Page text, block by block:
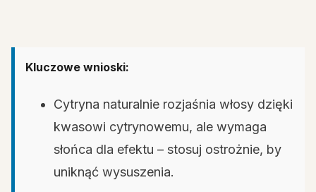
Kluczowe wnioski:
Cytryna naturalnie rozjaśnia włosy dzięki
kwasowi cytrynowemu, ale wymaga
słońca dla efektu – stosuj ostrożnie, by
uniknąć wysuszenia.